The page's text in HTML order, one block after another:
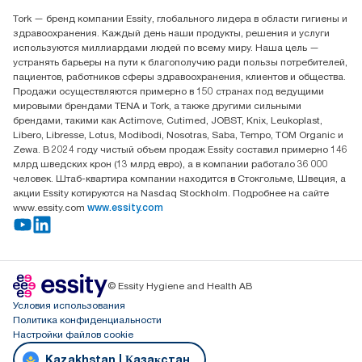
Контакты на рынках СНГ
ООО «Эссити», Представительство в Казахстане Пр.
Достык, 210, 2 блок, 3 этаж,
офис №32 050051, г.
Алматы, Казахстан
Tork — бренд компании Essity, глобального лидера в области гигиены и
здравоохранения. Каждый день наши продукты, решения и услуги
используются миллиардами людей по всему миру. Наша цель —
устранять барьеры на пути к благополучию ради пользы потребителей,
пациентов, работников сферы здравоохранения, клиентов и общества.
Продажи осуществляются примерно в 150 странах под ведущими
мировыми брендами TENA и Tork, а также другими сильными
брендами, такими как Actimove, Cutimed, JOBST, Knix, Leukoplast,
Libero, Libresse, Lotus, Modibodi, Nosotras, Saba, Tempo, TOM Organic и
Zewa. В 2024 году чистый объем продаж Essity составил примерно 146
млрд шведских крон (13 млрд евро), а в компании работало 36 000
человек. Штаб-квартира компании находится в Стокгольме, Швеция, а
акции Essity котируются на Nasdaq Stockholm. Подробнее на сайте
www.essity.com www.essity.com
© Essity Hygiene and Health AB
Условия использования
Политика конфиденциальности
Настройки файлов cookie
Kazakhstan | Қазақстан